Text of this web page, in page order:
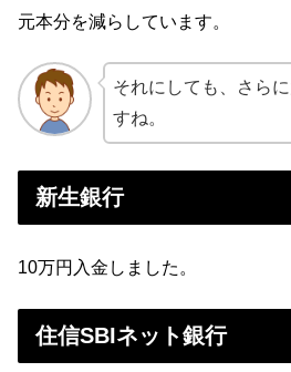
元本分を減らしています。
それにしても、さら
すね。
新生銀行
10万円入金しました。
住信SBIネット銀行